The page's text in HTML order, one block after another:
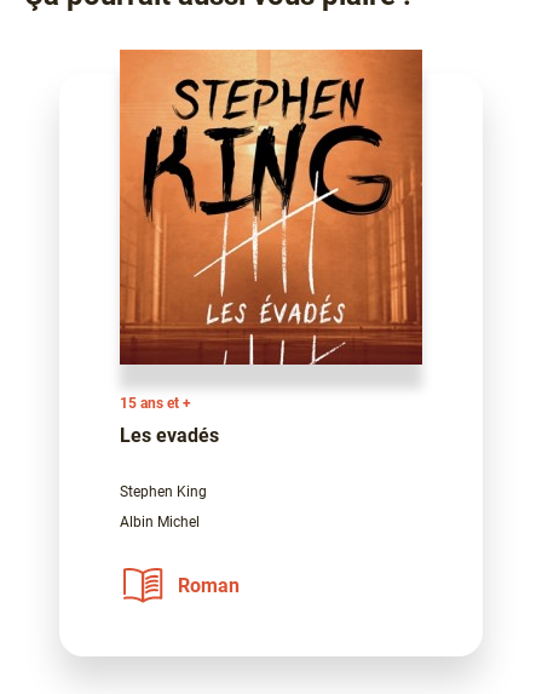
15 ans et +
Les evadés
Stephen King
Albin Michel
Roman